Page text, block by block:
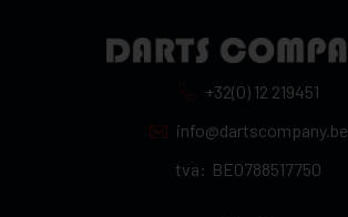
+32(0) 12 219451
info@dartscompany.be
tva: BE0788517750